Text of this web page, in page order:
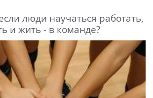
люди научаться работать,
и жить - в команде?